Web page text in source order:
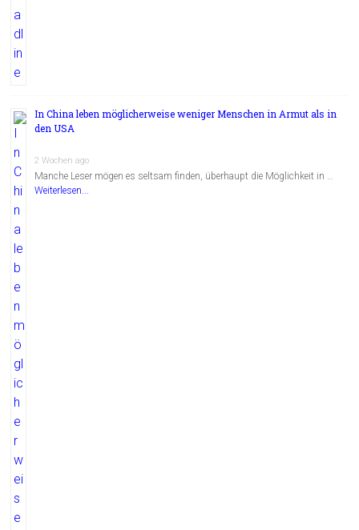
In China leben möglicherweise weniger Menschen in Armut als in
den USA
2 Wochen ago
Manche Leser mögen es seltsam finden, überhaupt die Möglichkeit in …
Weiterlesen...